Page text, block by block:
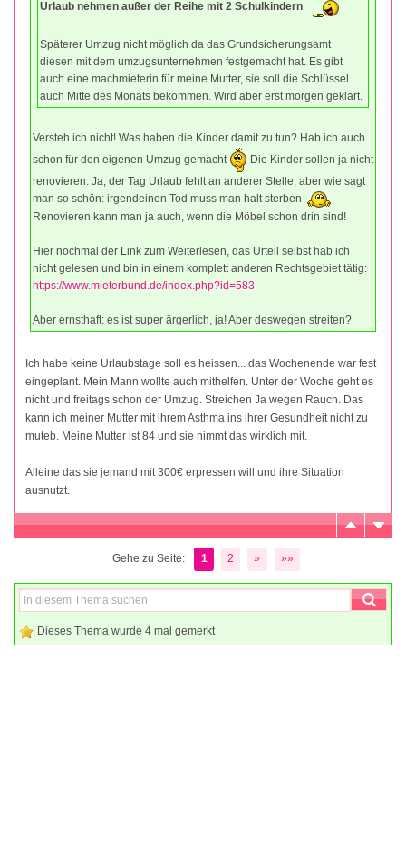
Urlaub nehmen außer der Reihe mit 2 Schulkindern
Späterer Umzug nicht möglich da das Grundsicherungsamt
diesen mit dem umzugsunternehmen festgemacht hat. Es gibt
auch eine machmieterin für meine Mutter, sie soll die Schlüssel
auch Mitte des Monats bekommen. Wird aber erst morgen geklärt.
Versteh ich nicht! Was haben die Kinder damit zu tun? Hab ich auch
schon für den eigenen Umzug gemacht
Die Kinder sollen ja nicht
renovieren. Ja, der Tag Urlaub fehlt an anderer Stelle, aber wie sagt
man so schön: irgendeinen Tod muss man halt sterben
Renovieren kann man ja auch, wenn die Möbel schon drin sind!
Hier nochmal der Link zum Weiterlesen, das Urteil selbst hab ich
nicht gelesen und bin in einem komplett anderen Rechtsgebiet tätig:
https://www.mieterbund.de/index.php?id=583
Aber ernsthaft: es ist super ärgerlich, ja! Aber deswegen streiten?
Ich habe keine Urlaubstage soll es heissen... das Wochenende war fest
eingeplant. Mein Mann wollte auch mithelfen. Unter der Woche geht es
nicht und freitags schon der Umzug. Streichen Ja wegen Rauch. Das
kann ich meiner Mutter mit ihrem Asthma ins ihrer Gesundheit nicht zu
muteb. Meine Mutter ist 84 und sie nimmt das wirklich mit.
Alleine das sie jemand mit 300€ erpressen will und ihre Situation
ausnutzt.
Gehe zu Seite: 1 2 » »»
Dieses Thema wurde 4 mal gemerkt